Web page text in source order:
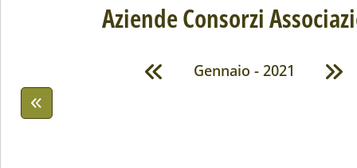
Aziende Consorzi
Gennaio - 2021